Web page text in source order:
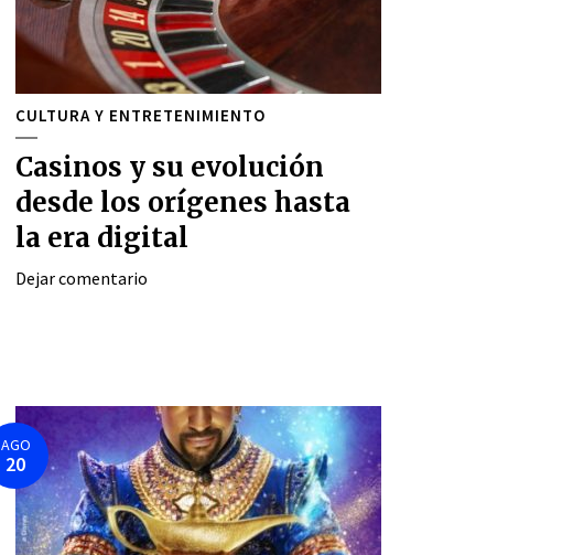
CULTURA Y ENTRETENIMIENTO
Casinos y su evolución
desde los orígenes hasta
la era digital
Dejar comentario
AGO
20